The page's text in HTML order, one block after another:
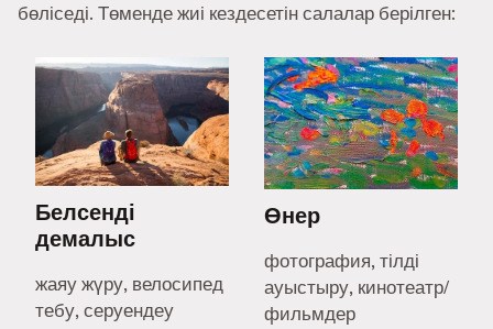
бөліседі. Төменде жиі кездесетін салалар берілген:
Белсенді
демалыс
жаяу жүру, велосипед
тебу, серуендеу
Өнер
фотография, тілді
ауыстыру, кинотеатр/
фильмдер